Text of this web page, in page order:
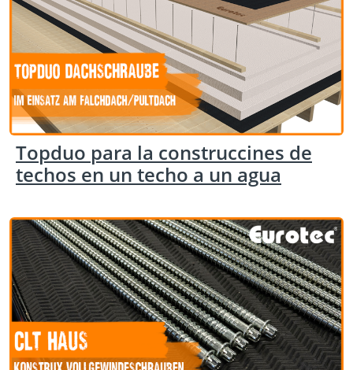
Topduo para la construccines de
techos en un techo a un agua